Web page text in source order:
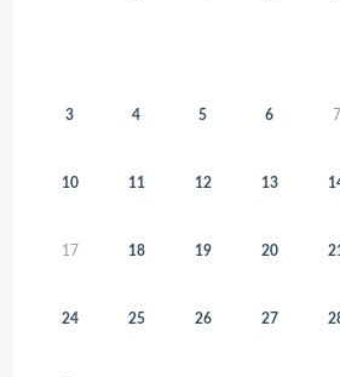
3 4 5 6 7
10 11 12 13
17 18 19 20
24 25 26 27